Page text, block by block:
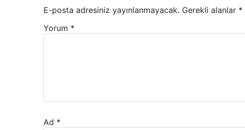
E-posta adresiniz yayınlanmayacak. Gerekli alanlar *
Yorum *
Ad *